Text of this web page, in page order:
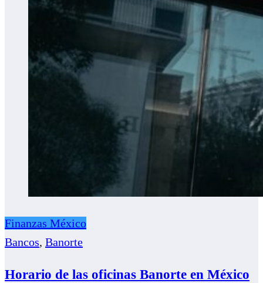
Finanzas México
Bancos, Banorte
Horario de las oficinas Banorte en México